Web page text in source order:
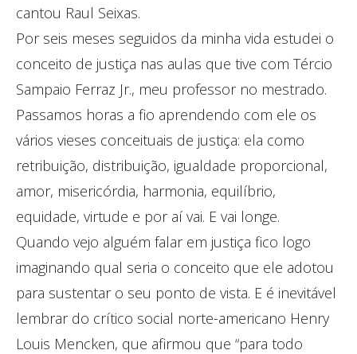
cantou Raul Seixas.
Por seis meses seguidos da minha vida estudei o
conceito de justiça nas aulas que tive com Tércio
Sampaio Ferraz Jr., meu professor no mestrado.
Passamos horas a fio aprendendo com ele os
vários vieses conceituais de justiça: ela como
retribuição, distribuição, igualdade proporcional,
amor, misericórdia, harmonia, equilíbrio,
equidade, virtude e por aí vai. E vai longe.
Quando vejo alguém falar em justiça fico logo
imaginando qual seria o conceito que ele adotou
para sustentar o seu ponto de vista. E é inevitável
lembrar do crítico social norte-americano Henry
Louis Mencken, que afirmou que “para todo